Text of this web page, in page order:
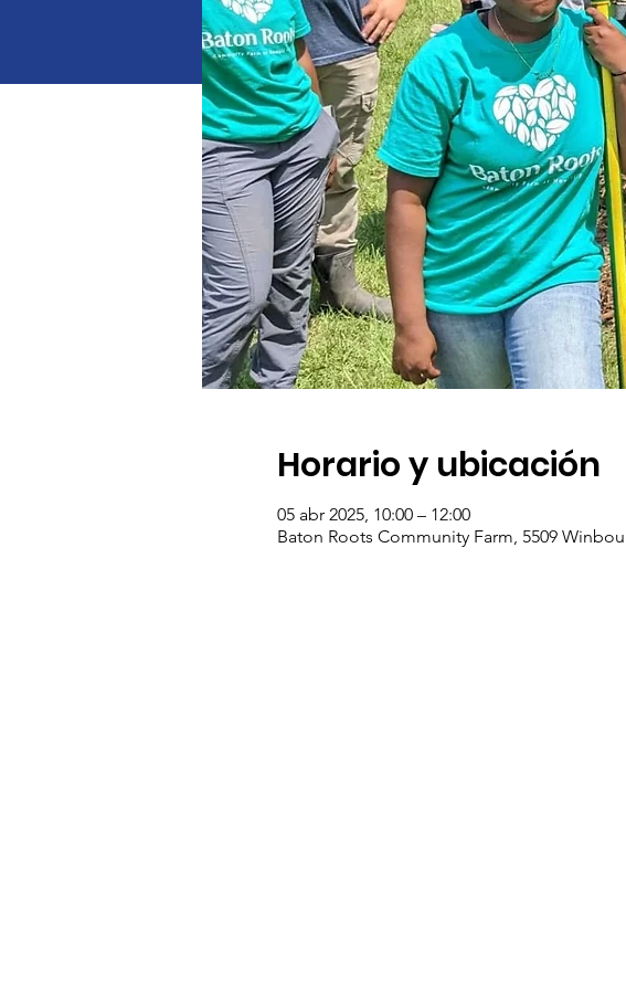
Horario y ubicación
05 abr 2025, 10:00 – 12:00
Baton Roots Community Farm, 5509